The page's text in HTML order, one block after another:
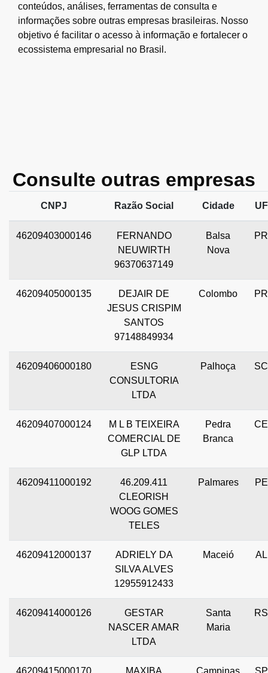
conteúdos, análises, ferramentas de consulta e
informações sobre outras empresas brasileiras. Nosso
objetivo é facilitar o acesso à informação e fortalecer o
ecossistema empresarial no Brasil.
Consulte outras empresas
CNPJ Razão Social Cidade UF
46209403000146
FERNANDO
NEUWIRTH
96370637149
Balsa
Nova
PR
46209405000135
DEJAIR DE
JESUS CRISPIM
SANTOS
97148849934
Colombo PR
46209406000180
ESNG
CONSULTORIA
LTDA
Palhoça SC
46209407000124
M L B TEIXEIRA
COMERCIAL DE
GLP LTDA
Pedra
Branca
CE
46209411000192
46.209.411
CLEORISH
WOOG GOMES
TELES
Palmares PE
46209412000137
ADRIELY DA
SILVA ALVES
12955912433
Maceió AL
46209414000126
GESTAR
NASCER AMAR
LTDA
Santa
Maria
RS
46209415000170 MAXIBA Campinas SP